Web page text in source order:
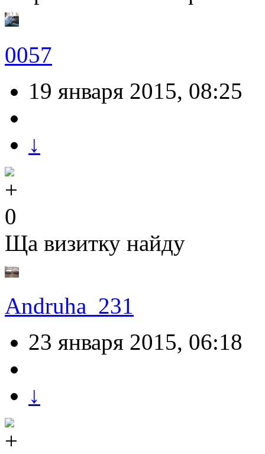
0057
19 января 2015, 08:25
↓
0
Ща визитку найду
Andruha_231
23 января 2015, 06:18
↓